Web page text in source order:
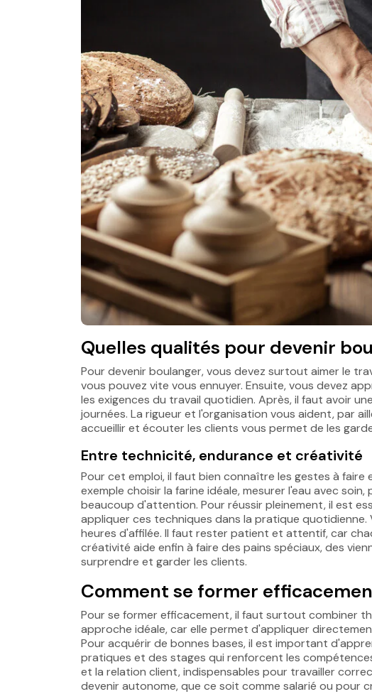
Quelles qualités pour devenir
Pour devenir boulanger, vous devez surtout aimer le
vous pouvez vite vous ennuyer. Ensuite, vous devez
les exigences du travail quotidien. Après, il faut avoir
journées. La rigueur et l'organisation vous aident, par
accueillir et écouter les clients vous permet de les
Entre technicité, endurance et créativité
Pour cet emploi, il faut bien connaître les gestes à
exemple choisir la farine idéale, mesurer l'eau avec
beaucoup d'attention. Pour réussir pleinement, il est
appliquer ces techniques dans la pratique
heures d'affilée. Il faut rester patient et attentif, car
créativité aide enfin à faire des pains spéciaux, des
surprendre et garder les clients.
Comment se former
Pour se former efficacement, il faut surtout combiner
approche idéale, car elle permet d'appliquer
Pour acquérir de bonnes bases, il est important
pratiques et des stages qui renforcent les
et la relation client, indispensables pour travailler
devenir autonome, que ce soit comme salarié ou pour